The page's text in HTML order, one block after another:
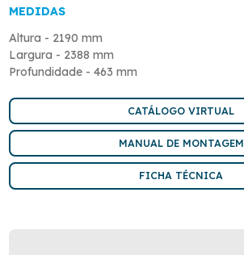
MEDIDAS
Altura - 2190 mm
Largura - 2388 mm
Profundidade - 463 mm
CATÁLOGO VIRTUAL
MANUAL DE MONTAGEM
FICHA TÉCNICA